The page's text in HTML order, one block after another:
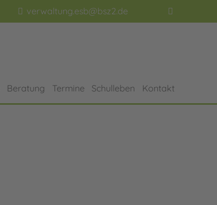
verwaltung.esb@bsz2.de
Beratung Termine Schulleben Kontakt